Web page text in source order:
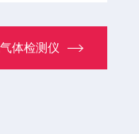
体检测仪